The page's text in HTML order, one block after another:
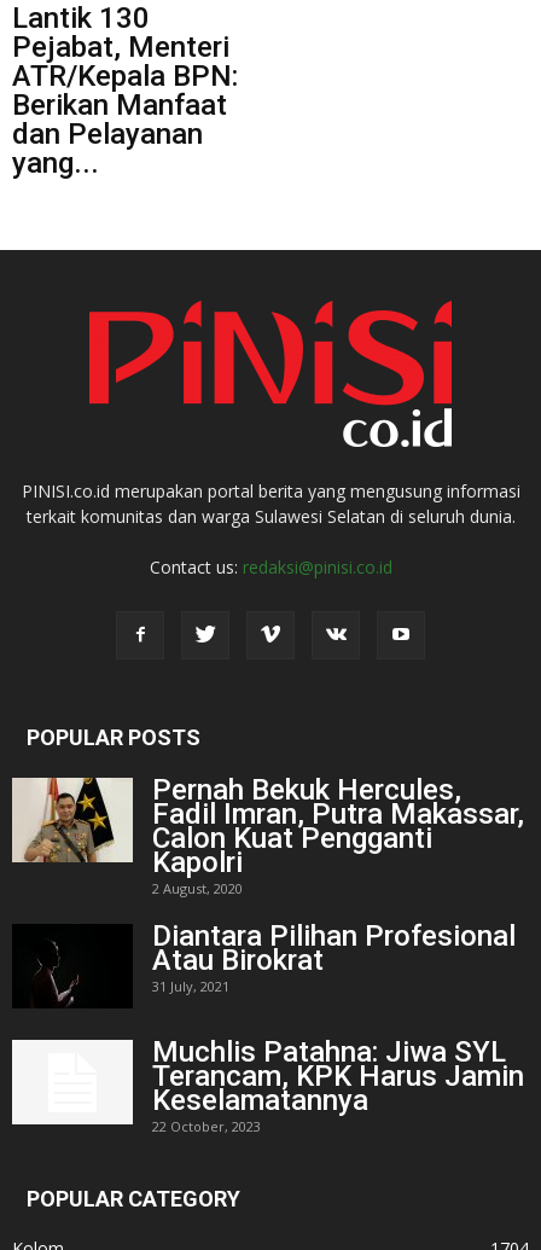
Lantik 130
Pejabat, Menteri
ATR/Kepala BPN:
Berikan Manfaat
dan Pelayanan
yang...
PINISI.co.id merupakan portal berita yang mengusung informasi
terkait komunitas dan warga Sulawesi Selatan di seluruh dunia.
Contact us: redaksi@pinisi.co.id
POPULAR POSTS
Pernah Bekuk Hercules,
Fadil Imran, Putra Makassar,
Calon Kuat Pengganti
Kapolri
2 August, 2020
Diantara Pilihan Profesional
Atau Birokrat
31 July, 2021
Muchlis Patahna: Jiwa SYL
Terancam, KPK Harus Jamin
Keselamatannya
22 October, 2023
POPULAR CATEGORY